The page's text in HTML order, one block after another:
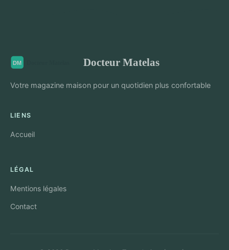
Docteur Matelas
Votre magazine maison pour un quotidien plus confortable
LIENS
Accueil
LÉGAL
Mentions légales
Contact